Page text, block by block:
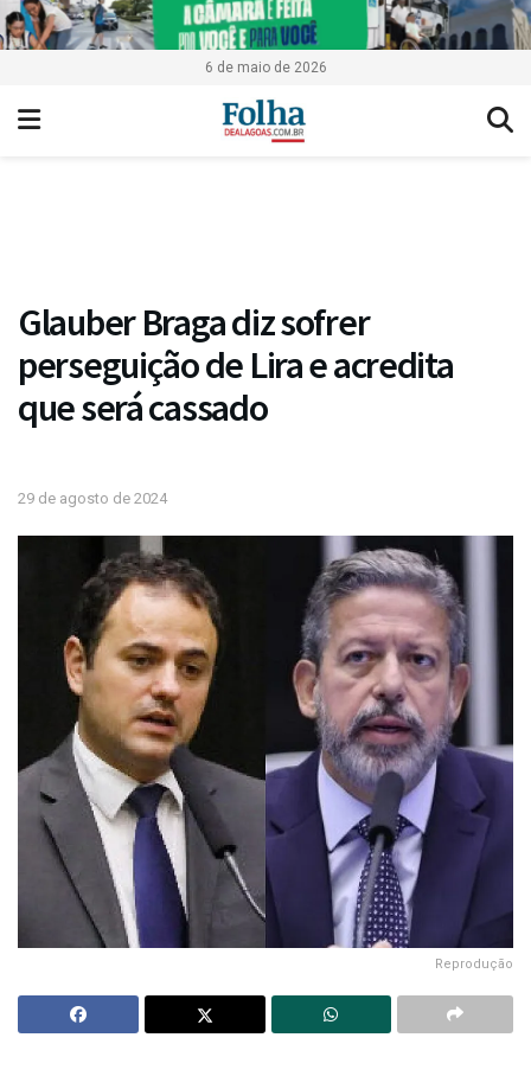
6 de maio de 2026
Glauber Braga diz sofrer
perseguição de Lira e acredita
que será cassado
29 de agosto de 2024
Reprodução